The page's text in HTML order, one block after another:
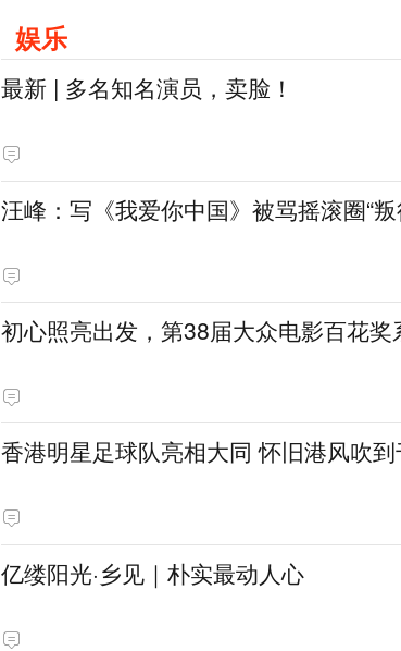
娱乐
最新 | 多名知名演员，卖脸！
汪峰：写《我爱你中国》被骂摇滚圈“
初心照亮出发，第38届大众电影百花奖
香港明星足球队亮相大同 怀旧港风吹
亿缕阳光·乡见｜朴实最动人心